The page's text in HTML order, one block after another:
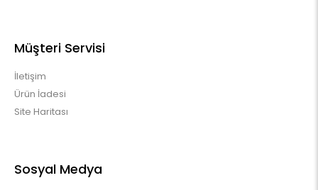
Müşteri Servisi
İletişim
Ürün İadesi
Site Haritası
Sosyal Medya